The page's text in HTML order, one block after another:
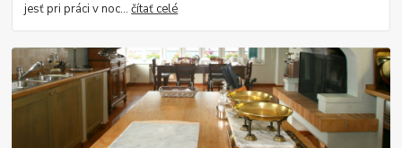
jesť pri práci v noc...čítať celé